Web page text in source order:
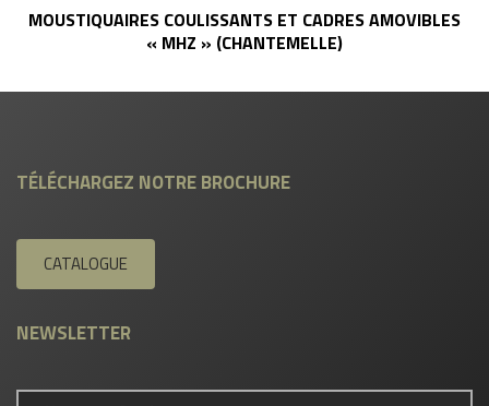
MOUSTIQUAIRES COULISSANTS ET CADRES AMOVIBLES
« MHZ » (CHANTEMELLE)
TÉLÉCHARGEZ NOTRE BROCHURE
CATALOGUE
NEWSLETTER